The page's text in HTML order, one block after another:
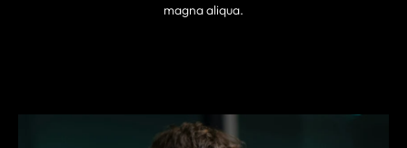
magna aliqua.